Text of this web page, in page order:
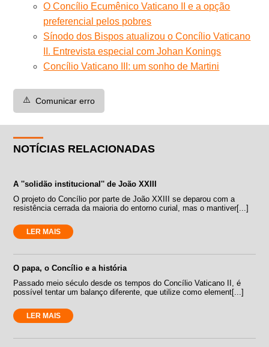
O Concílio Ecumênico Vaticano II e a opção
preferencial pelos pobres
Sínodo dos Bispos atualizou o Concílio Vaticano
II. Entrevista especial com Johan Konings
Concílio Vaticano III: um sonho de Martini
⚠️ Comunicar erro
NOTÍCIAS RELACIONADAS
A ''solidão institucional'' de João XXIII
O projeto do Concílio por parte de João XXIII se deparou com a
resistência cerrada da maioria do entorno curial, mas o mantiver[...]
LER MAIS
O papa, o Concílio e a história
Passado meio século desde os tempos do Concílio Vaticano II, é
possível tentar um balanço diferente, que utilize como element[...]
LER MAIS